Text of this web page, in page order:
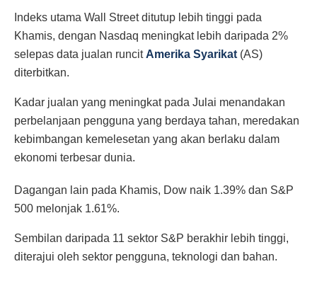
Indeks utama Wall Street ditutup lebih tinggi pada
Khamis, dengan Nasdaq meningkat lebih daripada 2%
selepas data jualan runcit Amerika Syarikat (AS)
diterbitkan.
Kadar jualan yang meningkat pada Julai menandakan
perbelanjaan pengguna yang berdaya tahan, meredakan
kebimbangan kemelesetan yang akan berlaku dalam
ekonomi terbesar dunia.
Dagangan lain pada Khamis, Dow naik 1.39% dan S&P
500 melonjak 1.61%.
Sembilan daripada 11 sektor S&P berakhir lebih tinggi,
diterajui oleh sektor pengguna, teknologi dan bahan.